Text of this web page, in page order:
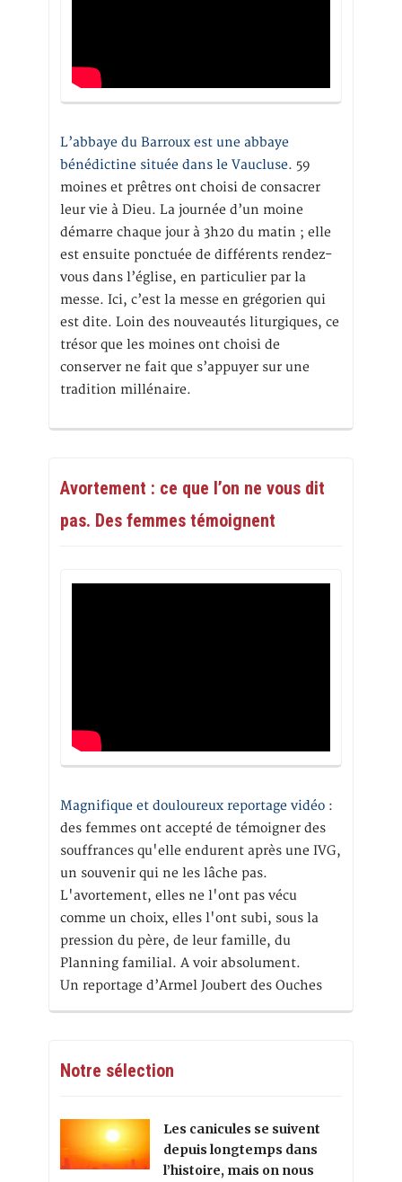
L’abbaye du Barroux est une abbaye
bénédictine située dans le Vaucluse. 59
moines et prêtres ont choisi de consacrer
leur vie à Dieu. La journée d’un moine
démarre chaque jour à 3h20 du matin ; elle
est ensuite ponctuée de différents rendez-
vous dans l’église, en particulier par la
messe. Ici, c’est la messe en grégorien qui
est dite. Loin des nouveautés liturgiques, ce
trésor que les moines ont choisi de
conserver ne fait que s’appuyer sur une
tradition millénaire.
Avortement : ce que l’on ne vous dit
pas. Des femmes témoignent
Magnifique et douloureux reportage vidéo :
des femmes ont accepté de témoigner des
souffrances qu'elle endurent après une IVG,
un souvenir qui ne les lâche pas.
L'avortement, elles ne l'ont pas vécu
comme un choix, elles l'ont subi, sous la
pression du père, de leur famille, du
Planning familial. A voir absolument.
Un reportage d’Armel Joubert des Ouches
Notre sélection
Les canicules se suivent
depuis longtemps dans
l’histoire, mais on nous